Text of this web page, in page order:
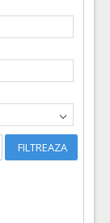
FILTREAZA